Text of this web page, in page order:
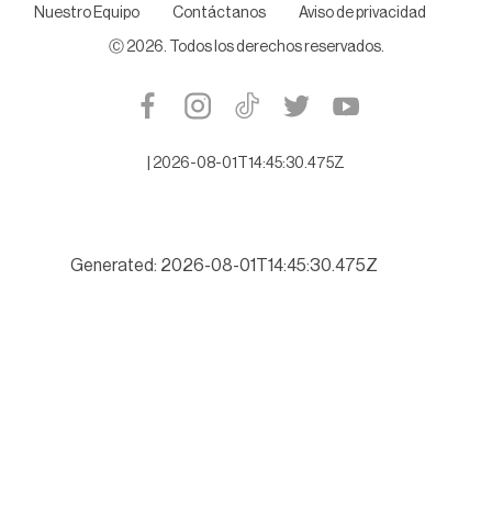
Nuestro Equipo Contáctanos Aviso de privacidad
Ⓒ 2026. Todos los derechos reservados.
2026-08-01T14:45:30.475Z
Generated: 2026-08-01T14:45:30.475Z